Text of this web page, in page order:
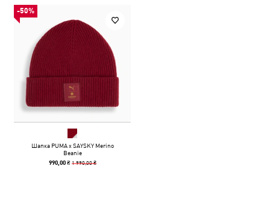
-50%
Шапка PUMA x SAYSKY Merino
Beanie
990,00 ₴ 1 990,00 ₴